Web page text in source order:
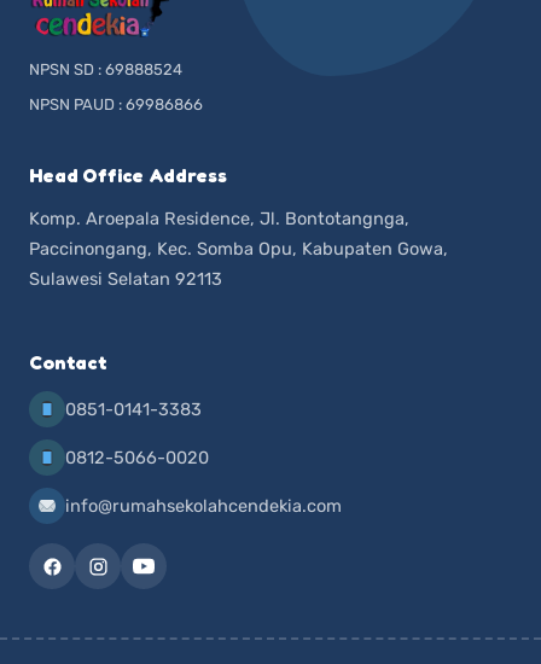
NPSN SD : 69888524
NPSN PAUD : 69986866
Head Office Address
Komp. Aroepala Residence, Jl. Bontotangnga,
Paccinongang, Kec. Somba Opu, Kabupaten Gowa,
Sulawesi Selatan 92113
Contact
0851-0141-3383
0812-5066-0020
info@rumahsekolahcendekia.com